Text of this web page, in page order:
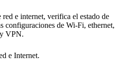
e internet, verifica el estado de
configuraciones de Wi-Fi, ethernet,
VPN.
e Internet.